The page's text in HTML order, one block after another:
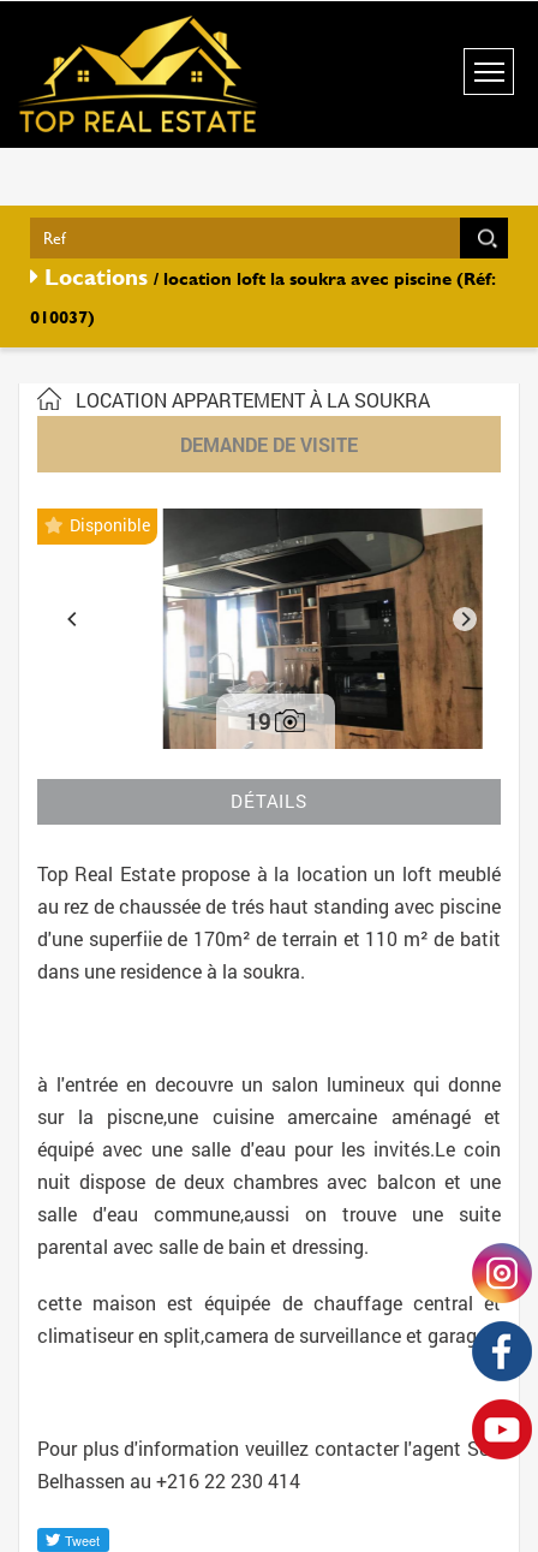
Locations / location loft la soukra avec piscine (Réf:
010037)
LOCATION APPARTEMENT À LA SOUKRA
DEMANDE DE VISITE
Disponible
19
DÉTAILS
Top Real Estate propose à la location un loft meublé
au rez de chaussée de trés haut standing avec piscine
d'une superfiie de 170m² de terrain et 110 m² de batit
dans une residence à la soukra.
à l'entrée en decouvre un salon lumineux qui donne
sur la piscne,une cuisine amercaine aménagé et
équipé avec une salle d'eau pour les invités.Le coin
nuit dispose de deux chambres avec balcon et une
salle d'eau commune,aussi on trouve une suite
parental avec salle de bain et dressing.
cette maison est équipée de chauffage central et
climatiseur en split,camera de surveillance et garage.
Pour plus d'information veuillez contacter l'agent Seif
Belhassen au +216 22 230 414